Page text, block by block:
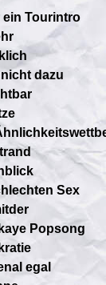
Tourintro
dazu
Sex
Popsong
egal